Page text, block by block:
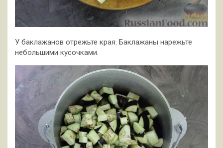
У баклажанов отрежьте края. Баклажаны нарежьте
небольшими кусочками.